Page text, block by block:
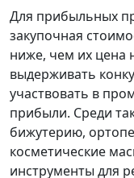
Для прибыльных
закупочная
ниже, чем их цена
выдерживать
участвовать в
прибыли. Среди
бижутерию,
косметические
инструменты для